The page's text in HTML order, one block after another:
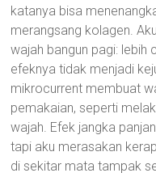
katanya bisa
merangsang kolagen.
wajah bangun pagi: lebih
efeknya tidak menjadi
mikrocurrent membuat
pemakaian, seperti
wajah. Efek jangka
tapi aku merasakan
di sekitar mata tampak